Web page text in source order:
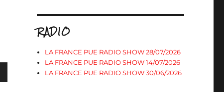
RADIO
LA FRANCE PUE RADIO SHOW 28/07/2026
LA FRANCE PUE RADIO SHOW 14/07/2026
LA FRANCE PUE RADIO SHOW 30/06/2026